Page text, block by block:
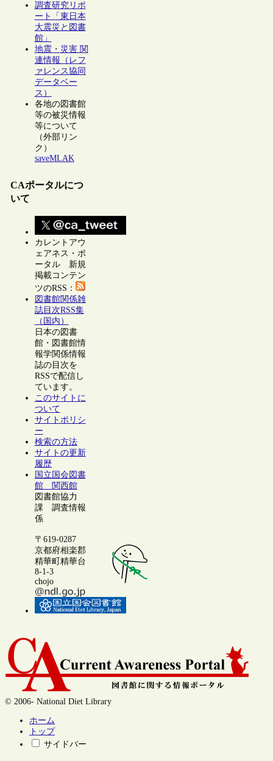
調査研究リポ
ート「東日本
大震災と図書
館」
地震・災害 関
連情報（レフ
ァレンス協同
データベー
ス）
各地の図書館
等の被災情報
等について
（外部リン
ク）
saveMLAK
CAポータルにつ
いて
カレントアウ
ェアネス・ポ
ータル 新規
掲載コンテン
ツのRSS：
図書館関係雑
誌目次RSS集
（国内）
日本の図書
館・図書館情
報学関係情報
誌の目次を
RSSで配信し
ています。
このサイトに
ついて
サイトポリシ
ー
検索の方法
サイトの更新
履歴
国立国会図書
館 関西館
図書館協力
課 調査情報
係
〒619-0287
京都府相楽郡
精華町精華台
8-1-3
chojo
© 2006- National Diet Library
ホーム
トップ
サイドバー